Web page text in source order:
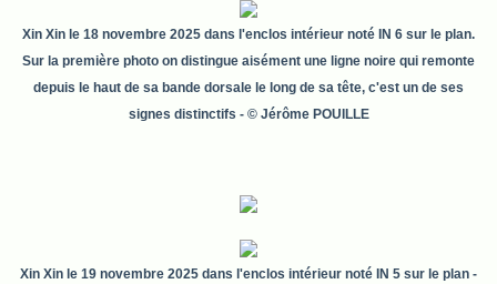
Xin Xin le 18 novembre 2025 dans l'enclos intérieur noté IN 6 sur le plan.
Sur la première photo on distingue aisément une ligne noire qui remonte
depuis le haut de sa bande dorsale le long de sa tête, c'est un de ses
signes distinctifs - © Jérôme POUILLE
Xin Xin le 19 novembre 2025 dans l'enclos intérieur noté IN 5 sur le plan -